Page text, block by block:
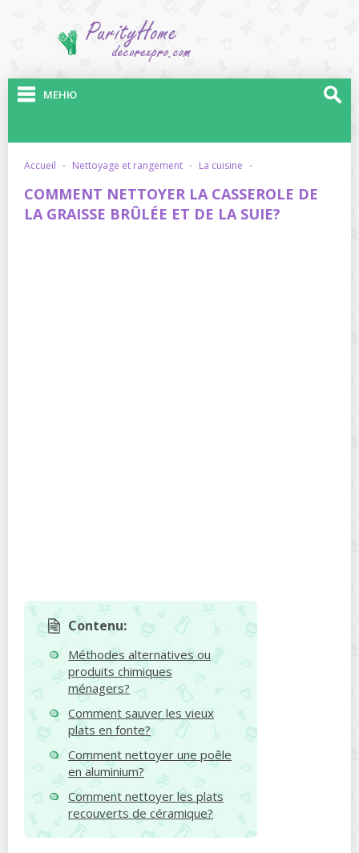
МЕНЮ
accueil · nettoyage et rangement · la cuisine ·
COMMENT NETTOYER LA CASSEROLE DE
LA GRAISSE BRÛLÉE ET DE LA SUIE?
Contenu:
Méthodes alternatives ou
produits chimiques
ménagers?
Comment sauver les vieux
plats en fonte?
Comment nettoyer une poêle
en aluminium?
Comment nettoyer les plats
recouverts de céramique?